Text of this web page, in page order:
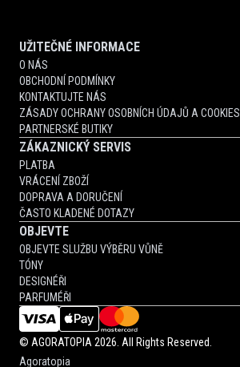
UŽITEČNÉ INFORMACE
O NÁS
OBCHODNÍ PODMÍNKY
KONTAKTUJTE NÁS
ZÁSADY OCHRANY OSOBNÍCH ÚDAJŮ A COOKIES
PARTNERSKÉ BUTIKY
ZÁKAZNICKÝ SERVIS
PLATBA
VRÁCENÍ ZBOŽÍ
DOPRAVA A DORUČENÍ
ČASTO KLADENÉ DOTAZY
OBJEVTE
OBJEVTE SLUŽBU VÝBĚRU VŮNĚ
TÓNY
DESIGNÉŘI
PARFUMÉŘI
© AGORATOPIA 2026. All Rights Reserved.
Agoratopia